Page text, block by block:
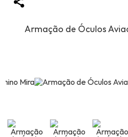
Armação de Óculos